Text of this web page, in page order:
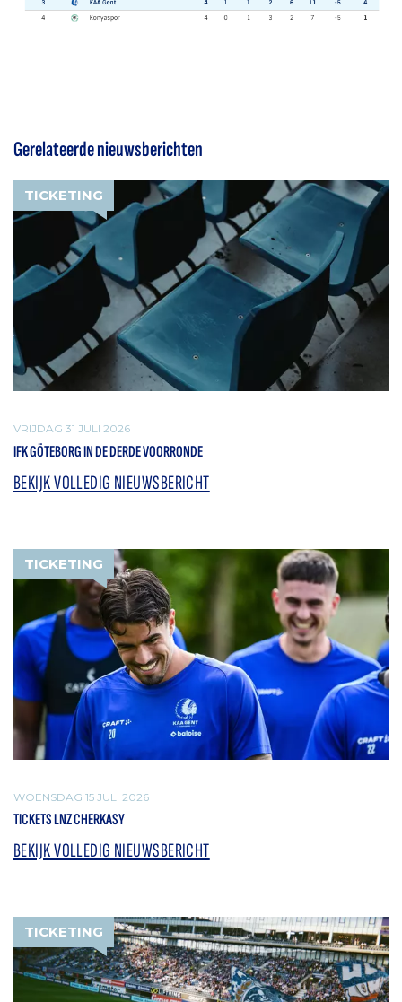
Gerelateerde nieuwsberichten
TICKETING
VRIJDAG 31 JULI 2026
IFK GÖTEBORG IN DE DERDE VOORRONDE
BEKIJK VOLLEDIG NIEUWSBERICHT
TICKETING
WOENSDAG 15 JULI 2026
TICKETS LNZ CHERKASY
BEKIJK VOLLEDIG NIEUWSBERICHT
TICKETING